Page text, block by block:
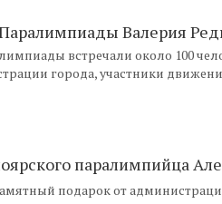
Валерия
встречали около 100
города, участники
паралимпийца
подарок от